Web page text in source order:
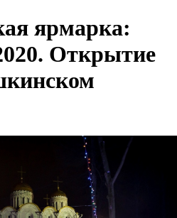
ярмарка:
Открытие